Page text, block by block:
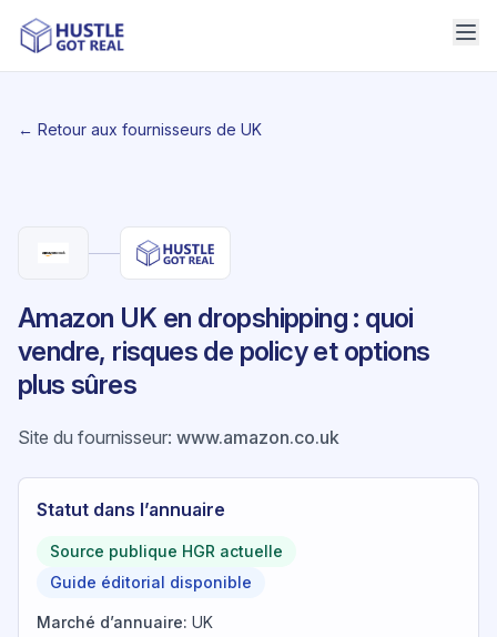
← Retour aux fournisseurs de UK
Amazon UK en dropshipping : quoi
vendre, risques de policy et options
plus sûres
Site du fournisseur: www.amazon.co.uk
Statut dans l’annuaire
Source publique HGR actuelle
Guide éditorial disponible
Marché d’annuaire: UK